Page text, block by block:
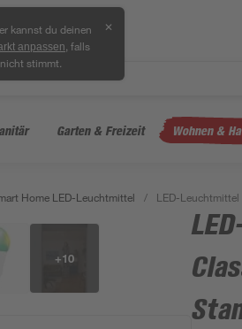
kannst du deinen
anpassen , falls
stimmt.
✕
Garten & Freizeit Wohnen &
Home LED-Leuchtmittel / LED-Leuchtmittel
+10